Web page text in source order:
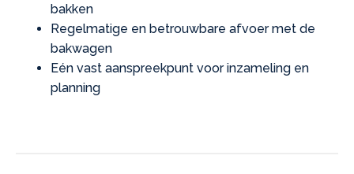
bakken
Regelmatige en betrouwbare afvoer met de
bakwagen
Eén vast aanspreekpunt voor inzameling en
planning